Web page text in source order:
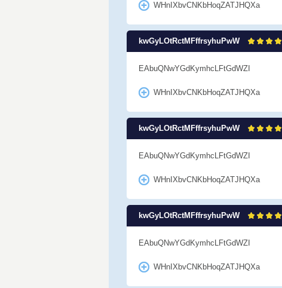
WHnIXbvCNKbHoqZATJHQXa
kwGyLOtRctMFffrsyhuPwW
EAbuQNwYGdKymhcLFtGdWZI
WHnIXbvCNKbHoqZATJHQXa
kwGyLOtRctMFffrsyhuPwW
EAbuQNwYGdKymhcLFtGdWZI
WHnIXbvCNKbHoqZATJHQXa
kwGyLOtRctMFffrsyhuPwW
EAbuQNwYGdKymhcLFtGdWZI
WHnIXbvCNKbHoqZATJHQXa